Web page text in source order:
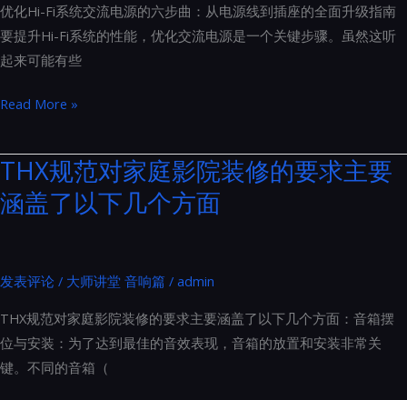
声
音
都
不
的
隔
音
优化Hi-Fi系统交流电源的六步曲：从电源线到插座的全面升级指南
要提升Hi-Fi系统的性能，优化交流电源是一个关键步骤。虽然这听
起来可能有些
优
Hi-
Fi
系
流
源
的
六
Read More »
THX规范对家庭影院装修的要求主要
涵盖了以下几个方面
发表评论 / 大师讲堂 音响篇 / admin
THX规范对家庭影院装修的要求主要涵盖了以下几个方面：音箱摆
位与安装：为了达到最佳的音效表现，音箱的放置和安装非常关
键。不同的音箱（